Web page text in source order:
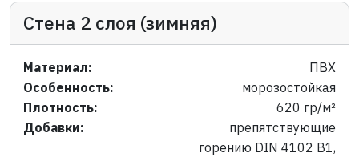
Стена 2 слоя (зимняя)
Материал:
ПВХ
Особенность:
морозостойкая
Плотность:
620 гр/м²
Добавки:
препятствующие
горению DIN 4102 B1,